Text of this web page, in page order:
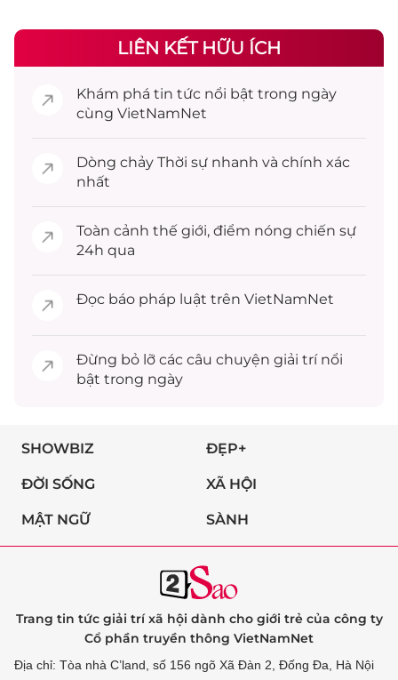
LIÊN KẾT HỮU ÍCH
Khám phá tin tức nổi bật trong ngày
cùng VietNamNet
Dòng chảy Thời sự nhanh và chính xác
nhất
Toàn cảnh thế giới, điểm nóng chiến sự
24h qua
Đọc báo pháp luật trên VietNamNet
Đừng bỏ lỡ các câu chuyện giải trínổi
bật trong ngày
SHOWBIZ ĐẸP+
ĐỜI SỐNG XÃ HỘI
MẬT NGỮ SÀNH
Trang tin tức giải trí xã hội dành cho giới trẻ của công ty
Cổ phần truyền thông VietNamNet
Địa chỉ: Tòa nhà C’land, số 156 ngõ Xã Đàn 2, Đống Đa, Hà Nội